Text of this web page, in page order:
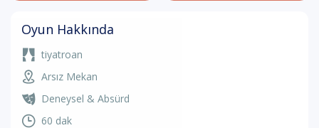
Oyun Hakkında
tiyatroan
Arsız Mekan
Deneysel & Absürd
60 dak